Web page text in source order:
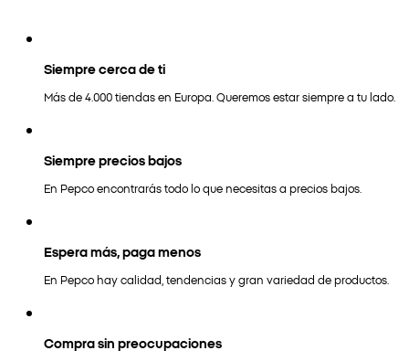
Siempre cerca de ti
Más de 4.000 tiendas en Europa. Queremos estar siempre a tu lado.
Siempre precios bajos
En Pepco encontrarás todo lo que necesitas a precios bajos.
Espera más, paga menos
En Pepco hay calidad, tendencias y gran variedad de productos.
Compra sin preocupaciones